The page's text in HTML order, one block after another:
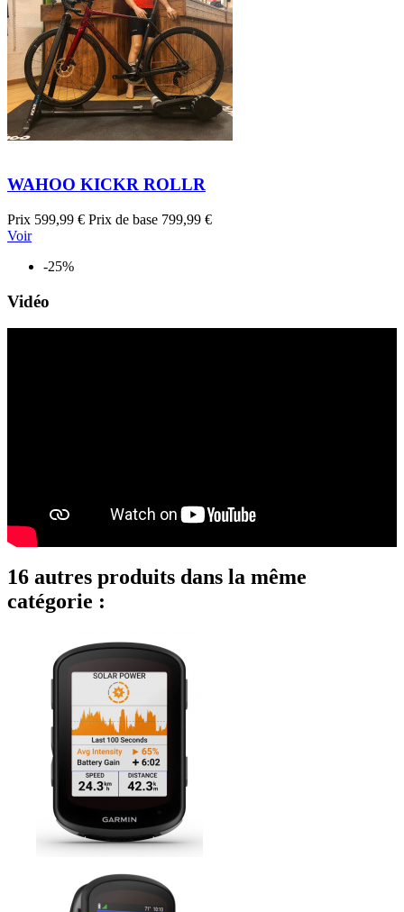
WAHOO KICKR ROLLR
Prix 599,99 € Prix de base 799,99 €
Voir
-25%
Vidéo
16 autres produits dans la même
catégorie :